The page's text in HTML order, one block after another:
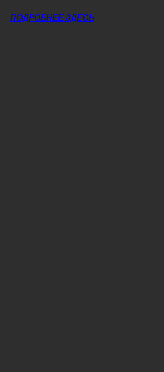
ПОДРОБНЕЕ ЗДЕСЬ